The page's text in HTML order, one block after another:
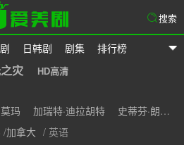
爱美剧
日韩剧 剧集 排行榜
搜索
灾 HD高清
玛
加瑞特·迪拉胡特 史蒂芬·朗
/加拿大 / 英语